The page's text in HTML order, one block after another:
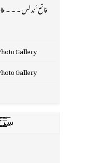
فاتح اُندلس ۔ ۔ ۔
Gallery
Gallery